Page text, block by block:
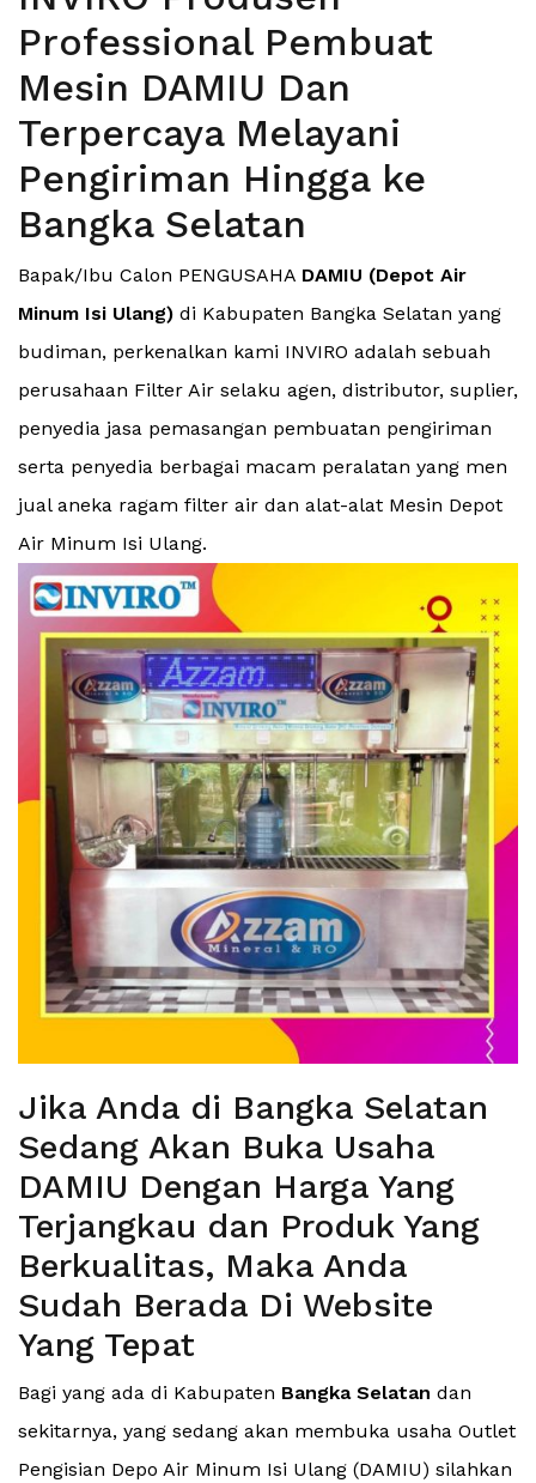
Professional Pembuat
Mesin DAMIU Dan
Terpercaya Melayani
Pengiriman Hingga ke
Bangka Selatan
Bapak/Ibu Calon PENGUSAHA DAMIU (Depot Air
Minum Isi Ulang) di Kabupaten Bangka Selatan yang
budiman, perkenalkan kami INVIRO adalah sebuah
perusahaan Filter Air selaku agen, distributor, suplier,
penyedia jasa pemasangan pembuatan pengiriman
serta penyedia berbagai macam peralatan yang men
jual aneka ragam filter air dan alat-alat Mesin Depot
Air Minum Isi Ulang.
Jika Anda di Bangka Selatan
Sedang Akan Buka Usaha
DAMIU Dengan Harga Yang
Terjangkau dan Produk Yang
Berkualitas, Maka Anda
Sudah Berada Di Website
Yang Tepat
Bagi yang ada di Kabupaten Bangka Selatan dan
sekitarnya, yang sedang akan membuka usaha Outlet
Pengisian Depo Air Minum Isi Ulang (DAMIU) silahkan